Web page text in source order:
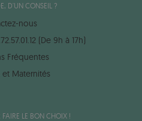
D'UN CONSEIL ?
nous
(De 9h à 17h)
Fréquentes
Maternités
FAIRE LE BON CHOIX !